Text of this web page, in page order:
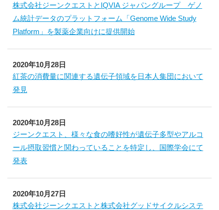
株式会社ジーンクエストとIQVIA ジャパングループ ゲノ
ム統計データのプラットフォーム「Genome Wide Study
Platform」を製薬企業向けに提供開始
2020年10月28日
紅茶の消費量に関連する遺伝子領域を日本人集団において
発見
2020年10月28日
ジーンクエスト、様々な食の嗜好性が遺伝子多型やアルコ
ール摂取習慣と関わっていることを特定し、国際学会にて
発表
2020年10月27日
株式会社ジーンクエストと株式会社グッドサイクルシステ